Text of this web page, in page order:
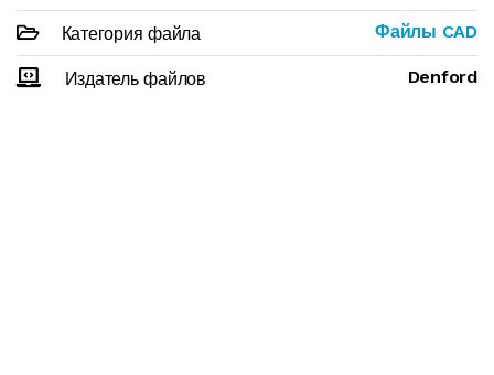
Категория файла Файлы CAD
Издатель файлов Denford